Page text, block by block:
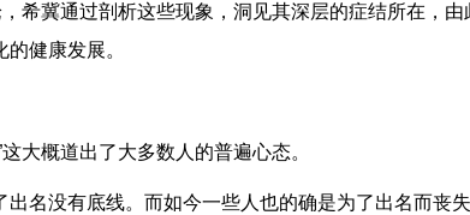
希冀通过剖析这些现象，洞见其深层的症结所在，由
健康发展。
”这大概道出了大多数人的普遍心态。
出名没有底线。而如今一些人也的确是为了出名而丧